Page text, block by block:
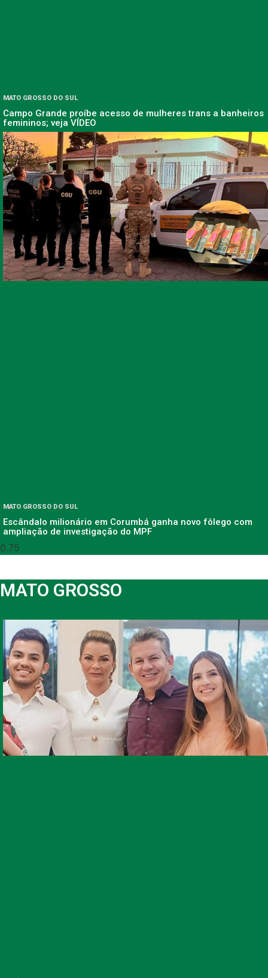
MATO GROSSO DO SUL
Campo Grande proíbe acesso de mulheres trans a banheiros
femininos; veja VÍDEO
MATO GROSSO DO SUL
Escândalo milionário em Corumbá ganha novo fôlego com
ampliação de investigação do MPF
MATO GROSSO